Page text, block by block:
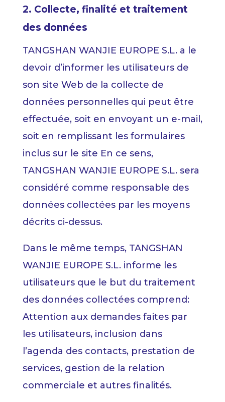
2. Collecte, finalité et traitement
des données
TANGSHAN WANJIE EUROPE S.L. a le
devoir d’informer les utilisateurs de
son site Web de la collecte de
données personnelles qui peut être
effectuée, soit en envoyant un e-mail,
soit en remplissant les formulaires
inclus sur le site En ce sens,
TANGSHAN WANJIE EUROPE S.L. sera
considéré comme responsable des
données collectées par les moyens
décrits ci-dessus.
Dans le même temps, TANGSHAN
WANJIE EUROPE S.L. informe les
utilisateurs que le but du traitement
des données collectées comprend:
Attention aux demandes faites par
les utilisateurs, inclusion dans
l’agenda des contacts, prestation de
services, gestion de la relation
commerciale et autres finalités.